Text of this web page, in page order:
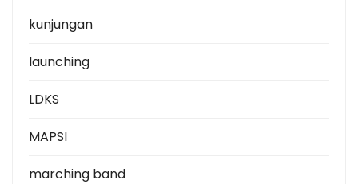
kunjungan
launching
LDKS
MAPSI
marching band